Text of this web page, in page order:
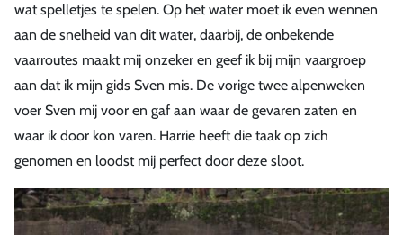
wat spelletjes te spelen. Op het water moet ik even wennen
aan de snelheid van dit water, daarbij, de onbekende
vaarroutes maakt mij onzeker en geef ik bij mijn vaargroep
aan dat ik mijn gids Sven mis. De vorige twee alpenweken
voer Sven mij voor en gaf aan waar de gevaren zaten en
waar ik door kon varen. Harrie heeft die taak op zich
genomen en loodst mij perfect door deze sloot.